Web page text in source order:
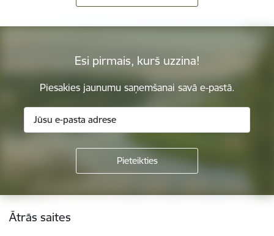
Esi pirmais, kurš uzzina!
Piesakies jaunumu saņemšanai savā e-pastā.
Kājene
Ātrās saites